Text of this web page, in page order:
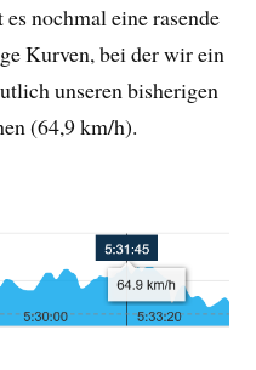
nochmal eine rasende
Kurven, bei der wir ein
unseren bisherigen
(64,9 km/h).